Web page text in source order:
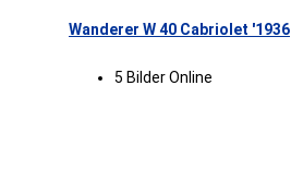
Wanderer W 40 Cabriolet '1936
5 Bilder Online